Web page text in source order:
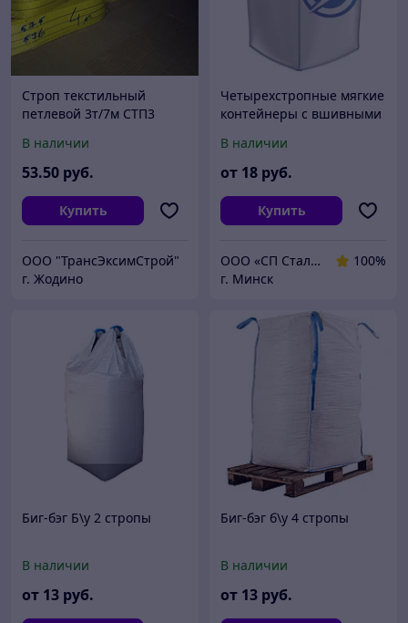
Строп текстильный
петлевой 3т/7м СТП3
В наличии
53.50 руб.
Купить
ООО "ТрансЭксимСтрой"
г. Жодино
Четырехстропные мягкие
контейнеры с вшивными
В наличии
от 18 руб.
Купить
ООО «СП Стальная Энергия»
100%
г. Минск
Биг-бэг Б\у 2 стропы
В наличии
от 13 руб.
Биг-бэг б\у 4 стропы
В наличии
от 13 руб.